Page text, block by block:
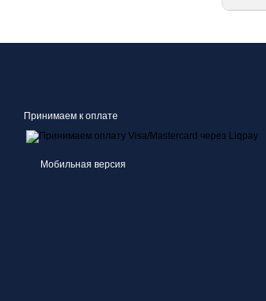
Принимаем к оплате
Мобильная версия